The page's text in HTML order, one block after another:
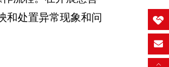
和处置异常现象和问